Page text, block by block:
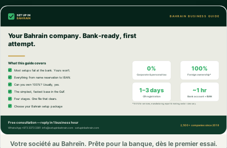
Votre société au Bahreïn. Prête pour la banque, dès le premier essai.